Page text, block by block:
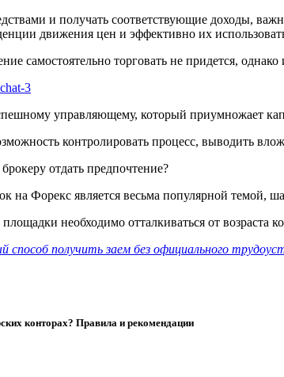
и получать соответствующие доходы,
движения цен и эффективно их
самостоятельно торговать не придется,
управляющему, который приумножает
контролировать процесс, выводить
отдать предпочтение?
на Форекс является весьма популярной темой,
необходимо отталкиваться от возраста
способ получить заем без официального
конторах? Правила и рекомендации